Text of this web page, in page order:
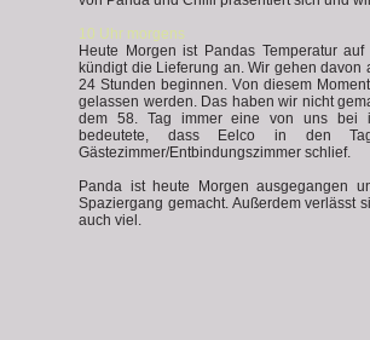
10 Uhr morgens
Heute Morgen ist Pandas Temperatur auf
kündigt die Lieferung an. Wir gehen
24 Stunden beginnen. Von diesem
gelassen werden. Das haben wir nicht
dem 58. Tag immer eine von uns bei
bedeutete, dass Eelco in den
Gästezimmer/Entbindungszimmer schlief.
Panda ist heute Morgen ausgegangen
Spaziergang gemacht. Außerdem verlässt
auch viel.